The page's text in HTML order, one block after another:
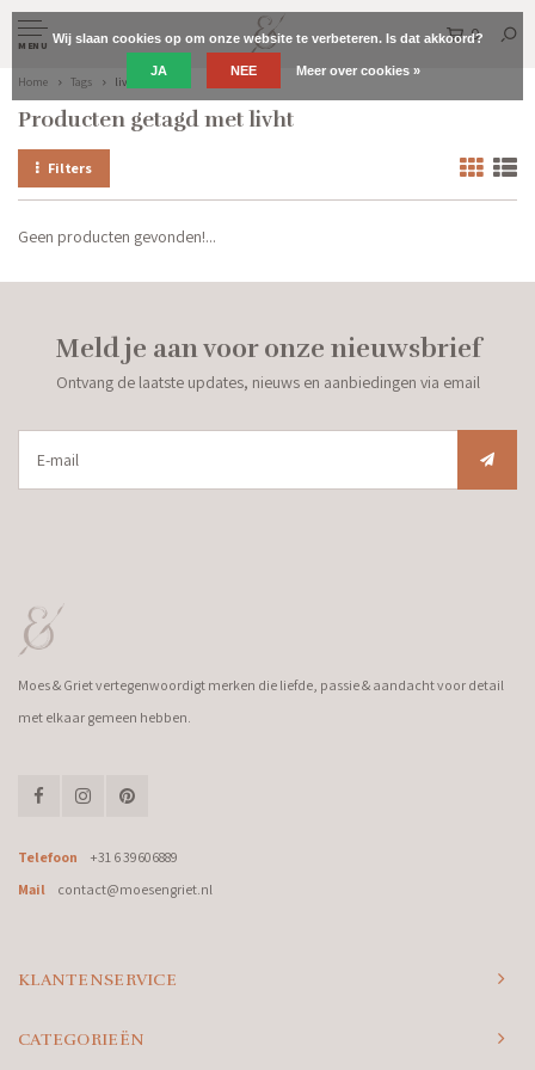
MENU
0
Home Tags livht
Producten getagd met livht
Filters
Geen producten gevonden!...
Meld je aan voor onze nieuwsbrief
Ontvang de laatste updates, nieuws en aanbiedingen via email
Moes & Griet vertegenwoordigt merken die liefde, passie & aandacht voor detail
met elkaar gemeen hebben.
Telefoon
+31 6 39606889
Mail
contact@moesengriet.nl
KLANTENSERVICE
CATEGORIEËN
Wij slaan cookies op om onze website te verbeteren. Is dat akkoord?
JA NEE Meer over cookies »